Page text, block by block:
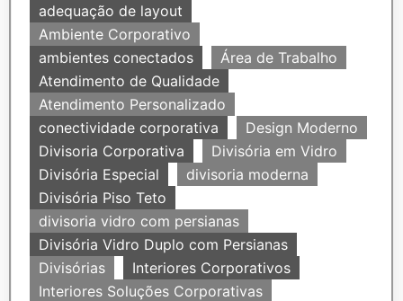
adequação de layout
Ambiente Corporativo
ambientes conectados
Área de Trabalho
Atendimento de Qualidade
Atendimento Personalizado
conectividade corporativa
Design Moderno
Divisoria Corporativa
Divisória em Vidro
Divisória Especial
divisoria moderna
Divisória Piso Teto
divisoria vidro com persianas
Divisória Vidro Duplo com Persianas
Divisórias
Interiores Corporativos
Interiores Soluções Corporativas